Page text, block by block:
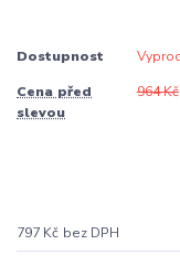
Dostupnost
Cena před
slevou
964 Kč
797 Kč bez DPH